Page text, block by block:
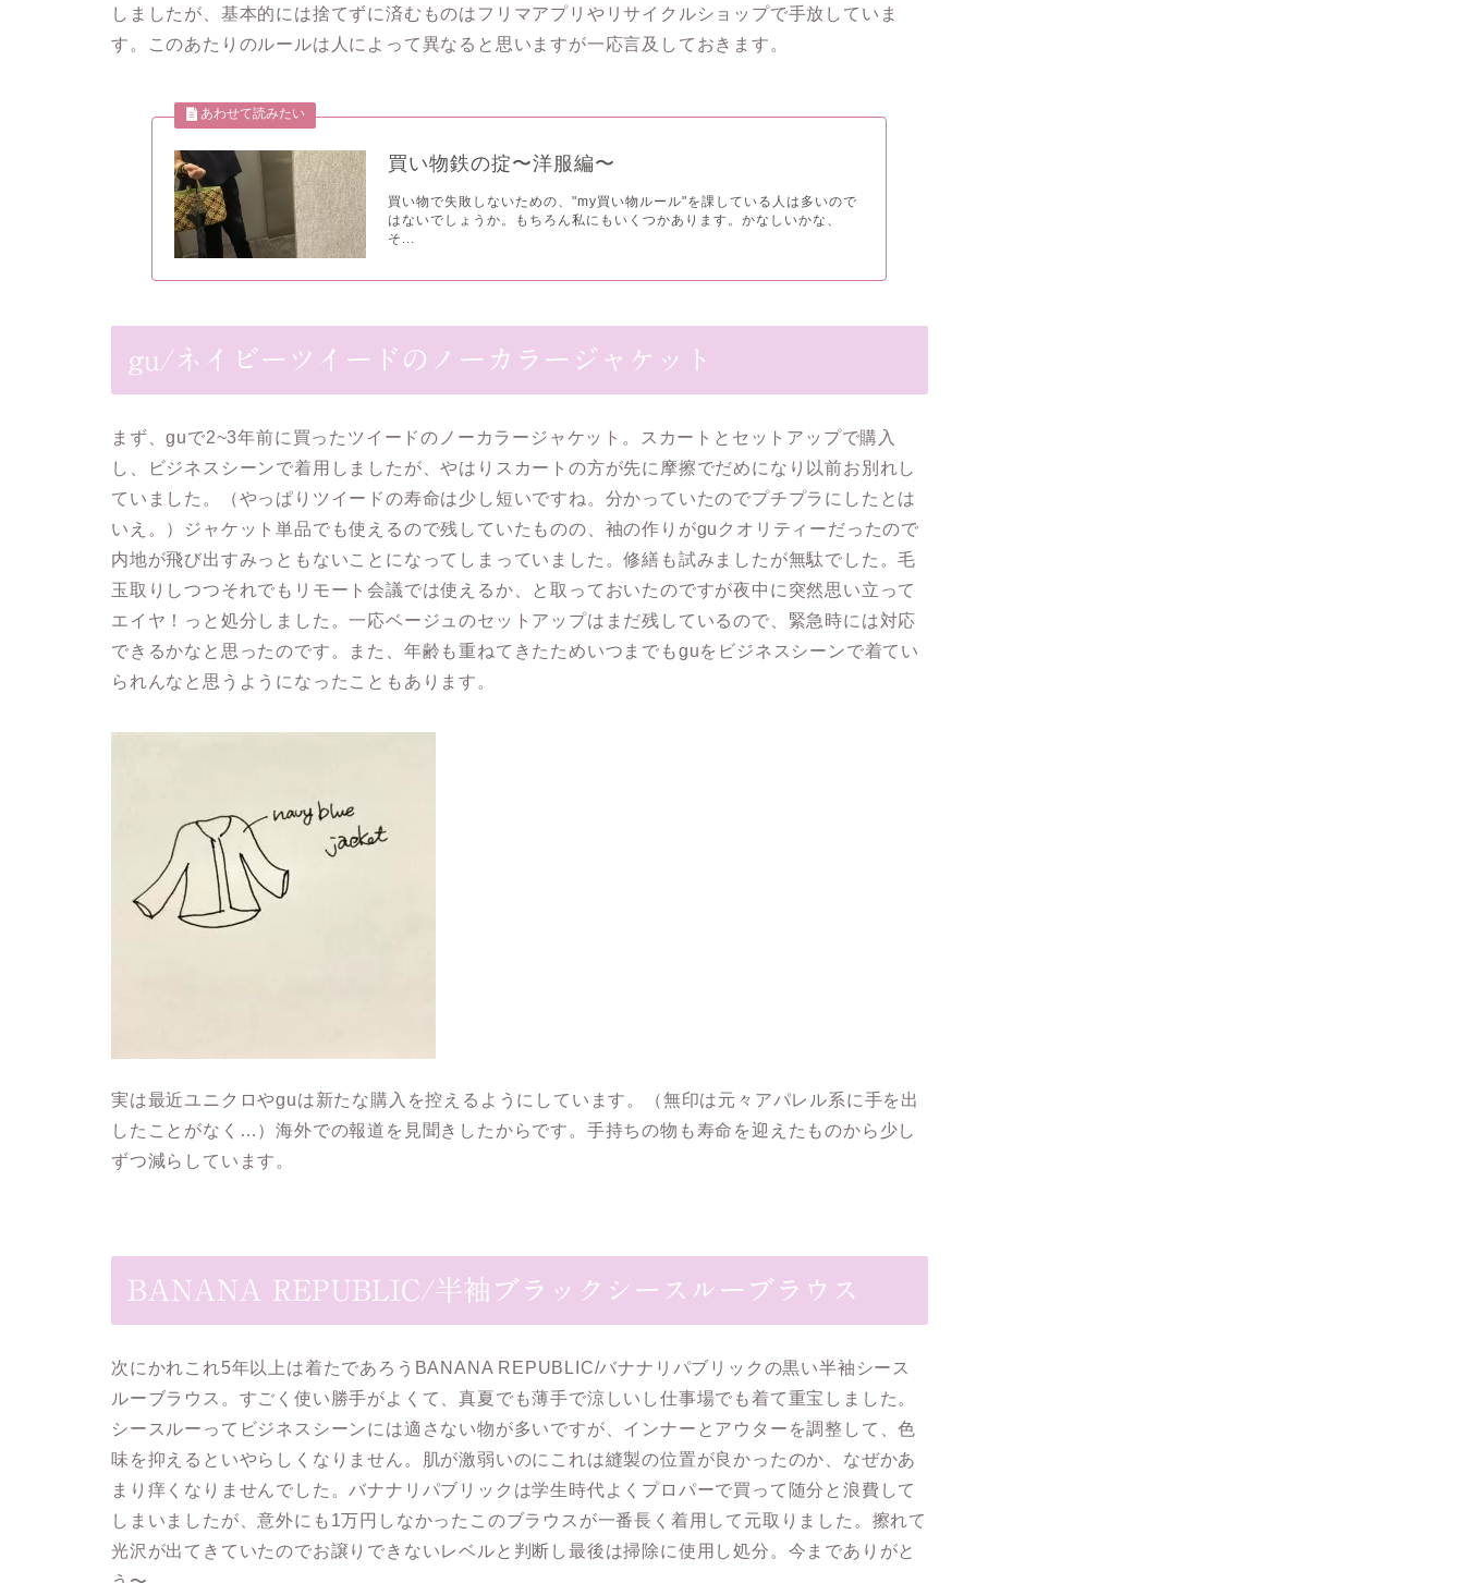
しましたが、基本的には捨てずに済むものはフリマアプリやリサイクルショップで手放していま
す。このあたりのルールは人によって異なると思いますが一応言及しておきます。
買い物鉄の掟〜洋服編〜
買い物で失敗しないための、"my買い物ルール"を課している人は多いので
はないでしょうか。もちろん私にもいくつかあります。かなしいかな、
そ...
gu/ネイビーツイードのノーカラージャケット
まず、guで2~3年前に買ったツイードのノーカラージャケット。スカートとセットアップで購入
し、ビジネスシーンで着用しましたが、やはりスカートの方が先に摩擦でだめになり以前お別れし
ていました。（やっぱりツイードの寿命は少し短いですね。分かっていたのでプチプラにしたとは
いえ。）ジャケット単品でも使えるので残していたものの、袖の作りがguクオリティーだったので
内地が飛び出すみっともないことになってしまっていました。修繕も試みましたが無駄でした。毛
玉取りしつつそれでもリモート会議では使えるか、と取っておいたのですが夜中に突然思い立って
エイヤ！っと処分しました。一応ベージュのセットアップはまだ残しているので、緊急時には対応
できるかなと思ったのです。また、年齢も重ねてきたためいつまでもguをビジネスシーンで着てい
られんなと思うようになったこともあります。
実は最近ユニクロやguは新たな購入を控えるようにしています。（無印は元々アパレル系に手を出
したことがなく…）海外での報道を見聞きしたからです。手持ちの物も寿命を迎えたものから少し
ずつ減らしています。
BANANA REPUBLIC/半袖ブラックシースルーブラウス
次にかれこれ5年以上は着たであろうBANANA REPUBLIC/バナナリパブリックの黒い半袖シース
ルーブラウス。すごく使い勝手がよくて、真夏でも薄手で涼しいし仕事場でも着て重宝しました。
シースルーってビジネスシーンには適さない物が多いですが、インナーとアウターを調整して、色
味を抑えるといやらしくなりません。肌が激弱いのにこれは縫製の位置が良かったのか、なぜかあ
まり痒くなりませんでした。バナナリパブリックは学生時代よくプロパーで買って随分と浪費して
しまいましたが、意外にも1万円しなかったこのブラウスが一番長く着用して元取りました。擦れて
光沢が出てきていたのでお譲りできないレベルと判断し最後は掃除に使用し処分。今までありがと